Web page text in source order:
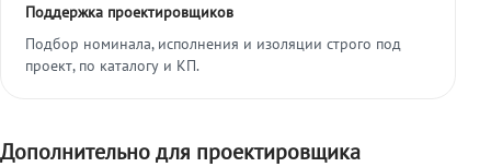
Поддержка проектировщиков
Подбор номинала, исполнения и изоляции строго под
проект, по каталогу и КП.
Дополнительно для проектировщика